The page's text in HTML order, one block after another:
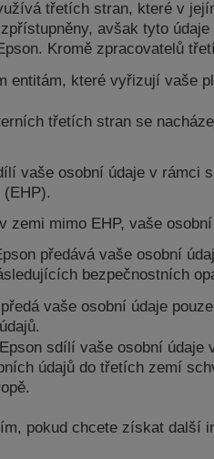
třetích stran, které v
avšak tyto
Kromě zpracovatelů
entitám, které vyřizují vaše
třetích stran se
vaše osobní údaje v rámci
zemi mimo EHP, vaše
předává vaše osobní
bezpečnostních
vaše osobní údaje
sdílí vaše osobní
údajů do třetích zemí
pokud chcete získat další